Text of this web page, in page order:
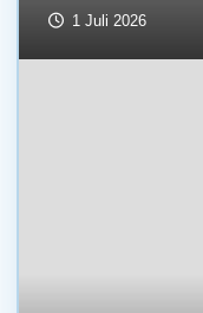
1 Juli 2026